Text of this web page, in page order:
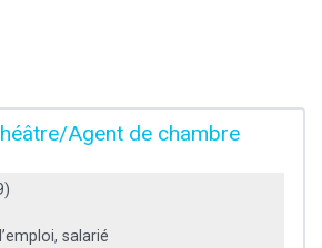
Agent de chambre
salarié